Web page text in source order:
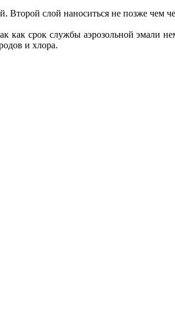
Второй слой наноситься не позже чем
как срок службы аэрозольной эмали
и хлора.